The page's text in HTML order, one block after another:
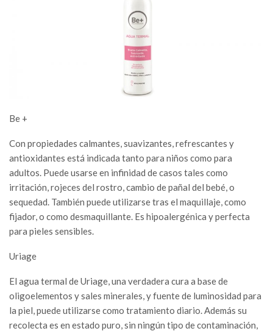
Be +
Con propiedades calmantes, suavizantes, refrescantes y
antioxidantes está indicada tanto para niños como para
adultos. Puede usarse en infinidad de casos tales como
irritación, rojeces del rostro, cambio de pañal del bebé, o
sequedad. También puede utilizarse tras el maquillaje, como
fijador, o como desmaquillante. Es hipoalergénica y perfecta
para pieles sensibles.
Uriage
El agua termal de Uriage, una verdadera cura a base de
oligoelementos y sales minerales, y fuente de luminosidad para
la piel, puede utilizarse como tratamiento diario. Además su
recolecta es en estado puro, sin ningún tipo de contaminación,